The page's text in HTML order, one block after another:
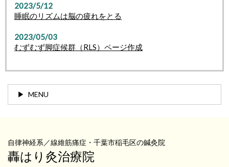
2023/5/12
睡眠のリズムは脳の疲れをとる
2023/05/03
むずむず脚症候群（RLS）ページ作成
MENU
自律神経系／線維筋痛症・千葉市稲毛区の鍼灸院
轟はり灸治療院